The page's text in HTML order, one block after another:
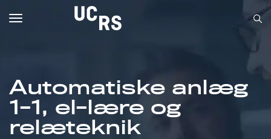
Om UCRS
Bliv faglært
Automatiske anlæg
1-1, el-lære og
relæteknik